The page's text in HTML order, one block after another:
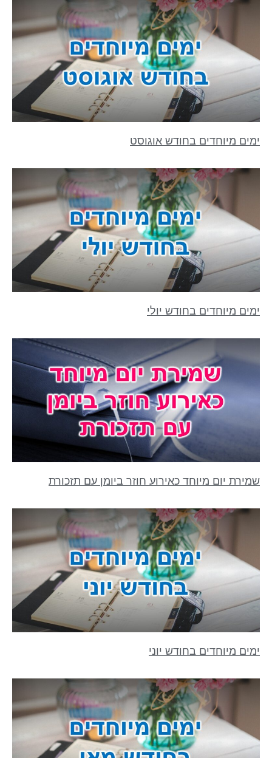
ימים מיוחדים בחודש אוגוסט
ימים מיוחדים בחודש יולי
שמירת יום מיוחד כאירוע חוזר ביומן עם תזכורת
ימים מיוחדים בחודש יוני